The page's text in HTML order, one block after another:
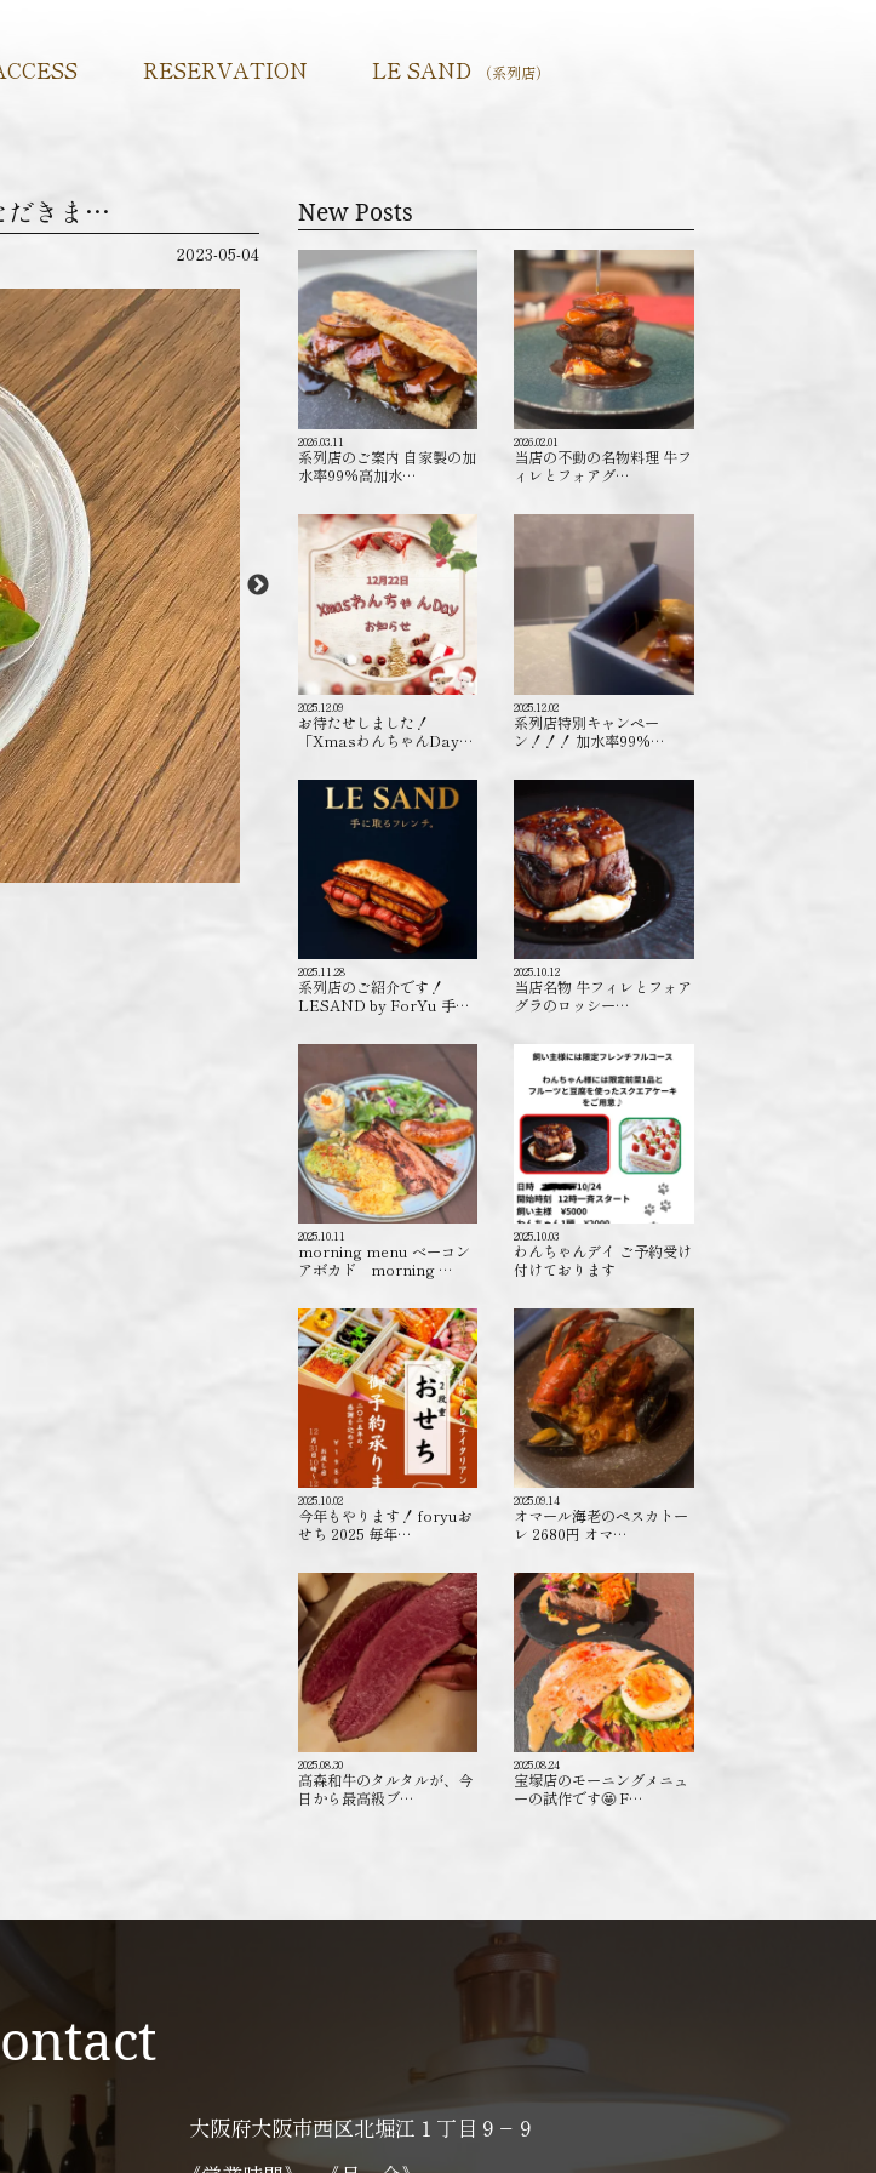
RESERVATION LE SAND （系列店）
だきま…
2023-05-04
New Posts
2026.03.11
系列店のご案内 自家製の加
水率99%高加水…
2026.02.01
当店の不動の名物料理 牛フ
ィレとフォアグ…
2025.12.09
お待たせしました！
「XmasわんちゃんDay…
2025.12.02
系列店特別キャンペー
ン！！！ 加水率99%…
2025.11.28
系列店のご紹介です！
LESAND by ForYu 手…
2025.10.12
当店名物 牛フィレとフォア
グラのロッシー…
2025.10.11
morning menu ベーコン
アボカド morning …
2025.10.03
わんちゃんデイ ご予約受け
付けております️
2025.10.02
今年もやります！ foryuお
せち 2025 毎年…
2025.09.14
オマール海老のペスカトー
レ 2680円 オマ…
2025.08.30
高森和牛のタルタルが、今
日から最高級ブ…
2025.08.24
宝塚店のモーニングメニュ
ーの試作です🤩 F…
大阪府大阪市西区北堀江１丁目９−９